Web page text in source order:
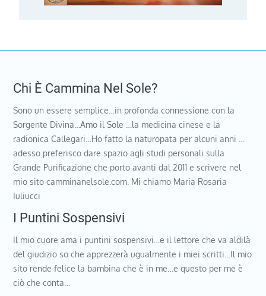
Chi È Cammina Nel Sole?
Sono un essere semplice…in profonda connessione con la
Sorgente Divina…Amo il Sole …la medicina cinese e la
radionica Callegari…Ho fatto la naturopata per alcuni anni …
adesso preferisco dare spazio agli studi personali sulla
Grande Purificazione che porto avanti dal 2011 e scrivere nel
mio sito camminanelsole.com. Mi chiamo Maria Rosaria
Iuliucci
I Puntini Sospensivi
Il mio cuore ama i puntini sospensivi…e il lettore che va aldilà
del giudizio so che apprezzerà ugualmente i miei scritti…Il mio
sito rende felice la bambina che è in me…e questo per me è
ciò che conta…